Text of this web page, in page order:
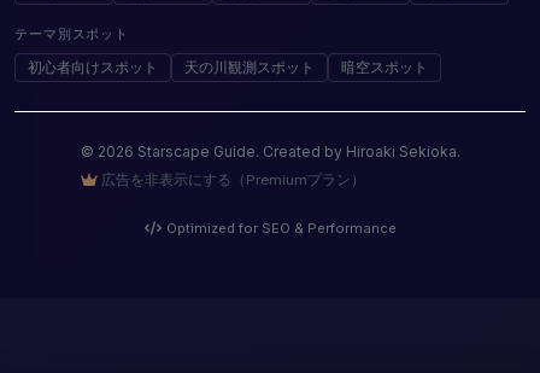
テーマ別スポット
初心者向けスポット 天の川観測スポット 暗空スポット
© 2026 Starscape Guide. Created by Hiroaki Sekioka.
広告を非表示にする（Premiumプラン）
Optimized for SEO & Performance